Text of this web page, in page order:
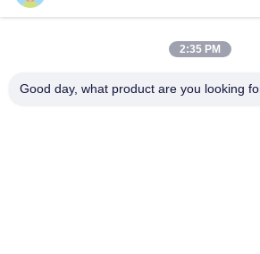
2:35 PM
Good day, what product are you looking